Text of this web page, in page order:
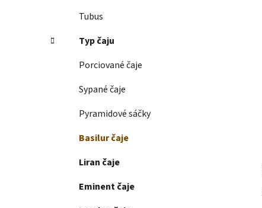
Tubus
Typ čaju
Porciované čaje
Sypané čaje
Pyramidové sáčky
Basilur čaje
Liran čaje
Eminent čaje